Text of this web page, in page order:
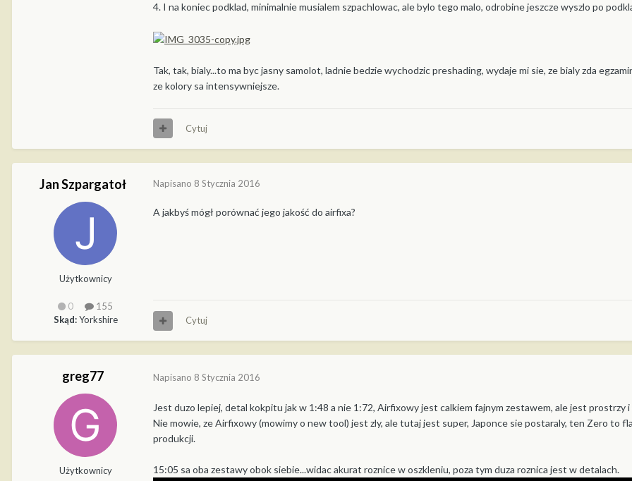
4. I na koniec podklad, minimalnie musialem szpachlowac, ale bylo tego malo, odrobine jeszcze wyszlo po
Tak, tak, bialy...to ma byc jasny samolot, ladnie bedzie wychodzic preshading, wydaje mi sie, ze bialy zda
ze kolory sa intensywniejsze.
Cytuj
Jan Szpargatoł
Użytkownicy
0
155
Skąd:Yorkshire
Napisano 8 Stycznia 2016
A jakbyś mógł porównać jego jakość do airfixa?
Cytuj
greg77
Użytkownicy
Napisano 8 Stycznia 2016
Jest duzo lepiej, detal kokpitu jak w 1:48 a nie 1:72, Airfixowy jest calkiem fajnym zestawem, ale jest prostrzy
Nie mowie, ze Airfixowy (mowimy o new tool) jest zly, ale tutaj jest super, Japonce sie postaraly, ten Zero to
produkcji.
15:05 sa oba zestawy obok siebie...widac akurat roznice w oszkleniu, poza tym duza roznica jest w detalach.